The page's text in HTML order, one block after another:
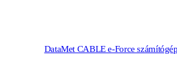
DataMet CABLE e-Force